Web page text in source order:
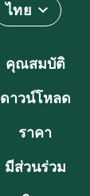
ไทย
คุณสมบัติ
ดาวน์โหลด
ราคา
มีส่วนร่วม